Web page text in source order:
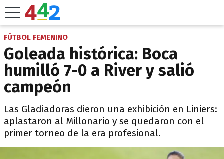
FÚTBOL FEMENINO
Goleada histórica: Boca
humilló 7-0 a River y salió
campeón
Las Gladiadoras dieron una exhibición en Liniers:
aplastaron al Millonario y se quedaron con el
primer torneo de la era profesional.